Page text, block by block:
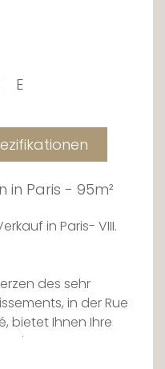
E
in Paris - 95m²
in Paris- VIII.
des sehr
in der Rue
bietet Ihnen Ihre
eine
im 4. Stock